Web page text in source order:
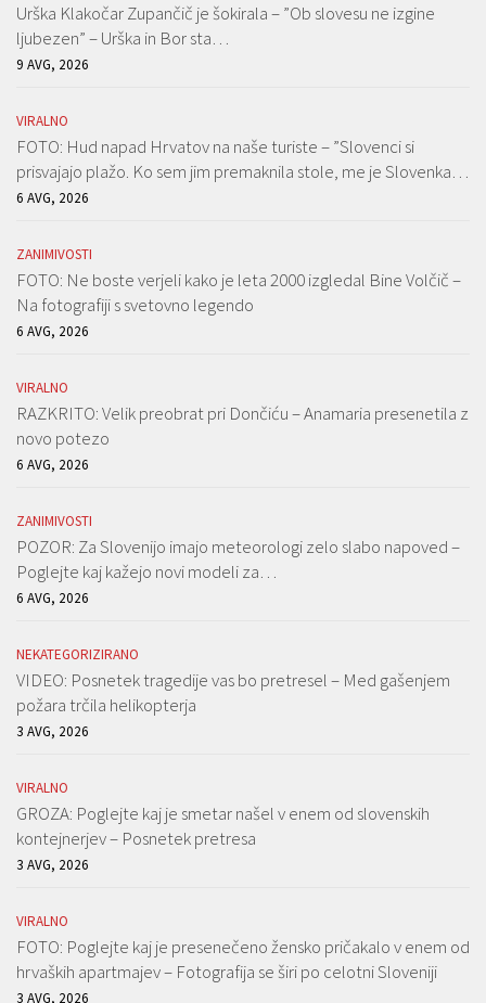
Urška Klakočar Zupančič je šokirala – ”Ob slovesu ne izgine
ljubezen” – Urška in Bor sta…
9 AVG, 2026
VIRALNO
FOTO: Hud napad Hrvatov na naše turiste – ”Slovenci si
prisvajajo plažo. Ko sem jim premaknila stole, me je Slovenka…
6 AVG, 2026
ZANIMIVOSTI
FOTO: Ne boste verjeli kako je leta 2000 izgledal Bine Volčič –
Na fotografiji s svetovno legendo
6 AVG, 2026
VIRALNO
RAZKRITO: Velik preobrat pri Dončiću – Anamaria presenetila z
novo potezo
6 AVG, 2026
ZANIMIVOSTI
POZOR: Za Slovenijo imajo meteorologi zelo slabo napoved –
Poglejte kaj kažejo novi modeli za…
6 AVG, 2026
NEKATEGORIZIRANO
VIDEO: Posnetek tragedije vas bo pretresel – Med gašenjem
požara trčila helikopterja
3 AVG, 2026
VIRALNO
GROZA: Poglejte kaj je smetar našel v enem od slovenskih
kontejnerjev – Posnetek pretresa
3 AVG, 2026
VIRALNO
FOTO: Poglejte kaj je presenečeno žensko pričakalo v enem od
hrvaških apartmajev – Fotografija se širi po celotni Sloveniji
3 AVG, 2026